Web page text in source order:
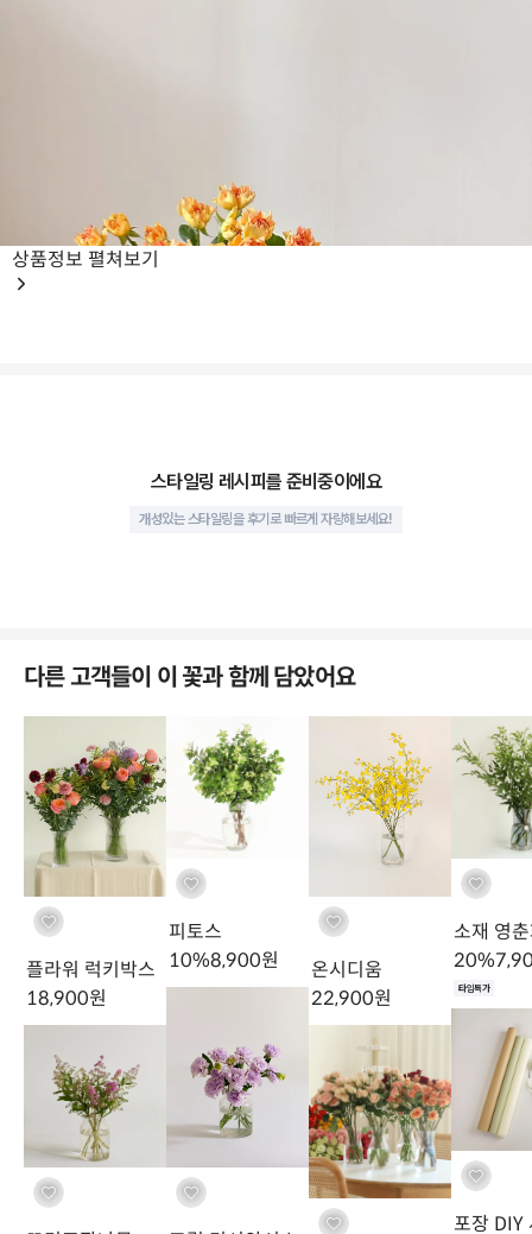
플레임 장미 반단 (5대) 볼륨감
Arrangement
이렇게 연출해주세요
화려하지만 자연스럽게,
그린 컬러의 유색 유리화기 또는 부드러
운 곡선을 가진 화병에 다양한 여름 제철 꽃과 함께 한가득 담아보세
요. 플레임 장미만의 화려한 매력이 고즈넉하게 자리잡습니다.
상품정보 펼쳐보기
스타일링 레시피를 준비중이에요
개성있는 스타일링을 후기로 빠르게 자랑해보세요!
다른 고객들이 이 꽃과 함께 담았어요
플라워 럭키박스
18,900원
피토스
10%8,900원
온시디움
22,900원
소재 영
20%
타임특가
포장 DIY